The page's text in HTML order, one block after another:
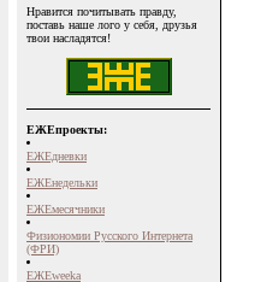
Нравится почитывать правду,
поставь наше лого у себя, друзья
твои насладятся!
ЕЖЕпроекты:
ЕЖЕдневки
ЕЖЕнедельки
ЕЖЕмесячники
Физиономии Русского Интернета
(ФРИ)
ЕЖЕweeka